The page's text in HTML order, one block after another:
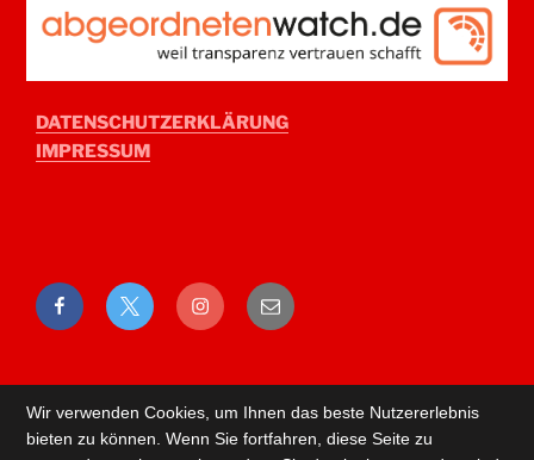
DATENSCHUTZERKLÄRUNG
IMPRESSUM
FacebookTwitter Instagram
E-
Mail
Wir verwenden Cookies, um Ihnen das beste Nutzererlebnis
bieten zu können. Wenn Sie fortfahren, diese Seite zu